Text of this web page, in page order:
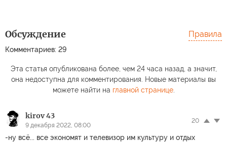
Обсуждение
Комментариев: 29
Правила
Эта статья опубликована более, чем 24 часа назад, а значит,
она недоступна для комментирования. Новые материалы вы
можете найти на главной странице.
kirov 43
9 декабря 2022, 08:00
20
-ну всё... все экономят и телевизор им культуру и отдых